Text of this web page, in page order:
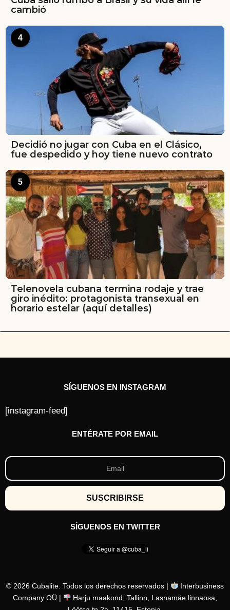
cambió
4
Decidió no jugar con Cuba en el Clásico,
fue despedido y hoy tiene nuevo contrato
5
Telenovela cubana termina rodaje y trae
giro inédito: protagonista transexual en
horario estelar (aquí detalles)
SÍGUENOS EN INSTAGRAM
[instagram-feed]
ENTÉRATE POR EMAIL
SÍGUENOS EN TWITTER
© 2026 Cubalite. Todos los derechos reservados |
Interbusiness
Company OÜ |
Harju maakond, Tallinn, Lasnamäe linnaosa,